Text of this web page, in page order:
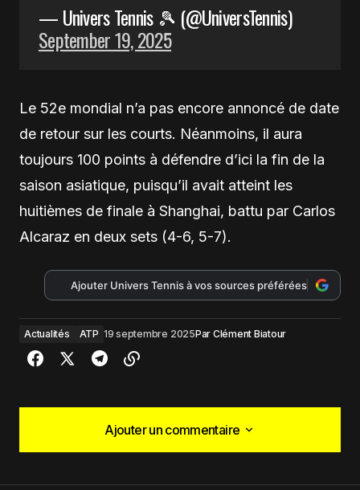
— Univers Tennis 🎾 (@UniversTennis)
September 19, 2025
Le 52e mondial n’a pas encore annoncé de date
de retour sur les courts. Néanmoins, il aura
toujours 100 points à défendre d’ici la fin de la
saison asiatique, puisqu’il avait atteint les
huitièmes de finale à Shanghai, battu par Carlos
Alcaraz en deux sets (4-6, 5-7).
Ajouter Univers Tennis à vos sources préférées
Actualités ATP 19 septembre 2025Par Clément Biatour
Ajouter un commentaire
Ajouter un commentaire